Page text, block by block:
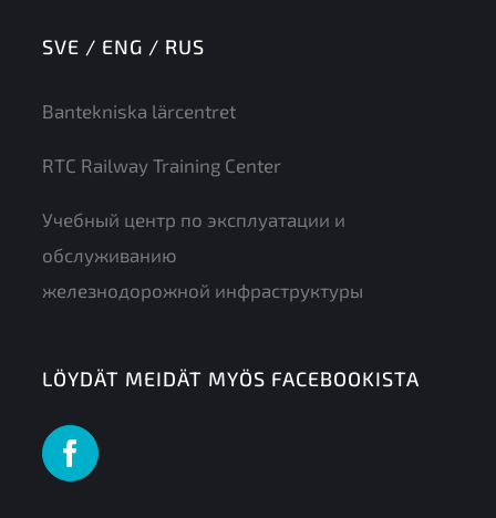
SVE / ENG / RUS
Bantekniska lärcentret
RTC Railway Training Center
Учебный центр по эксплуатации и
обслуживанию
железнодорожной инфраструктуры
LÖYDÄT MEIDÄT MYÖS FACEBOOKISTA